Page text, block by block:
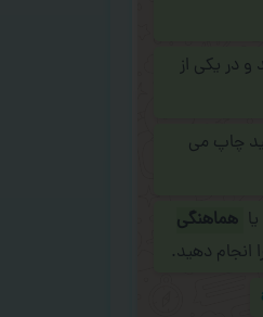
و در یکی از
چاپ می
هماهنگی
انجام دهید.